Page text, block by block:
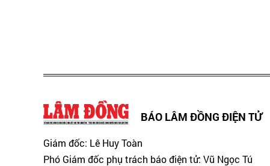
BÁO LÂM ĐỒNG ĐIỆN TỬ
Giám đốc: Lê Huy Toàn
Phó Giám đốc phụ trách báo điện tử: Vũ Ngọc Tú